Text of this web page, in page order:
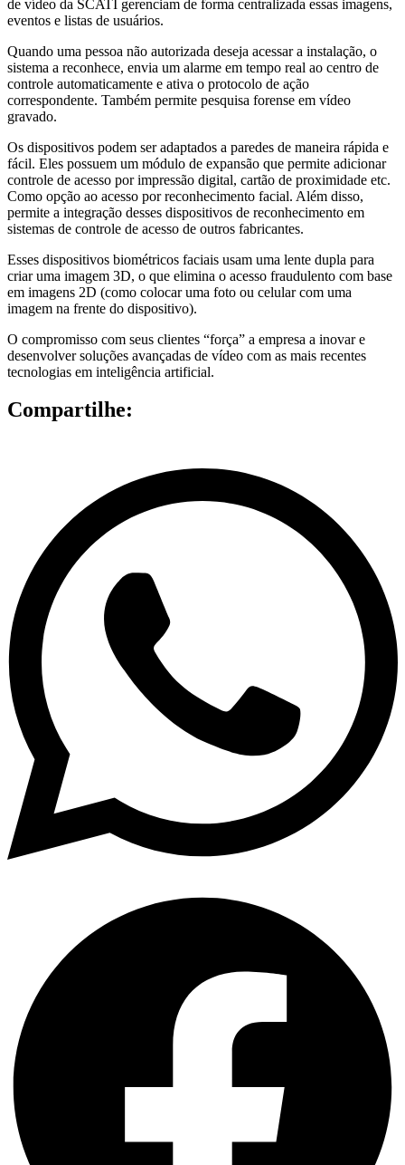
de vídeo da SCATI gerenciam de forma centralizada essas imagens,
eventos e listas de usuários.
Quando uma pessoa não autorizada deseja acessar a instalação, o
sistema a reconhece, envia um alarme em tempo real ao centro de
controle automaticamente e ativa o protocolo de ação
correspondente. Também permite pesquisa forense em vídeo
gravado.
Os dispositivos podem ser adaptados a paredes de maneira rápida e
fácil. Eles possuem um módulo de expansão que permite adicionar
controle de acesso por impressão digital, cartão de proximidade etc.
Como opção ao acesso por reconhecimento facial. Além disso,
permite a integração desses dispositivos de reconhecimento em
sistemas de controle de acesso de outros fabricantes.
Esses dispositivos biométricos faciais usam uma lente dupla para
criar uma imagem 3D, o que elimina o acesso fraudulento com base
em imagens 2D (como colocar uma foto ou celular com uma
imagem na frente do dispositivo).
O compromisso com seus clientes “força” a empresa a inovar e
desenvolver soluções avançadas de vídeo com as mais recentes
tecnologias em inteligência artificial.
Compartilhe: